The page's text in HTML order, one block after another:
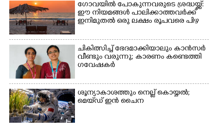
ഗോവയിൽ പോകുന്നവരുടെ ശ്രദ്ധയ്ക്ക്:
ഈ നിയമങ്ങൾ പാലിക്കാത്തവർക്ക്
ഇനിമുതൽ ഒരു ലക്ഷം രൂപവരെ പിഴ
ചികിത്സിച്ച് ഭേദമാക്കിയാലും കാൻസർ
വീണ്ടും വരുന്നു; കാരണം കണ്ടെത്തി
ഗവേഷകർ
ശൂന്യാകാശത്തും നെല്ല് കൊയ്യൽ;
മെയ്‌ഡ് ഇൻ ചൈന